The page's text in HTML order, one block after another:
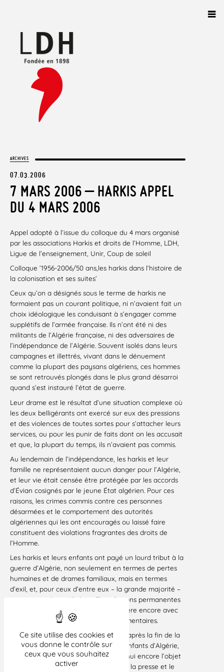
Ce site utilise des cookies et
vous donne le contrôle sur
ceux que vous souhaitez
activer
ARCHIVES
07.03.2006
7 MARS 2006 – HARKIS APPEL
DU 4 MARS 2006
Appel adopté à l’issue du colloque du 4 mars organisé
par les associations Harkis et droits de l’Homme, LDH,
Ligue de l’enseignement, Unir, Coup de soleil
Colloque ’1956-2006/50 ans,les harkis dans l’histoire de
la colonisation et ses suites’
Ceux qu’on a désignés sous le terme de harkis ne
formaient pas un courant politique, ni n’avaient fait un
choix idéologique les conduisant à s’engager comme
supplétifs de l’armée française. Ils n’ont été ni des
militants de l’Algérie française, ni des adversaires de
l’indépendance de l’Algérie. Souvent isolés dans leurs
campagnes et illettrés, vivant dans le dénuement
comme la plupart des paysans algériens, ces hommes
se sont retrouvés plongés dans le plus grand désarroi
quand s’est instauré l’état de guerre.
Leur drame est le résultat d’une situation complexe où
les deux belligérants ont exercé sur eux des pressions
et des violences de toutes sortes pour s’attacher leurs
services, ou pour les punir de faits dont on les accusait
et que, la plupart du temps, ils n’avaient pas commis.
Au lendemain de l’indépendance, les harkis et leur
famille ne représentaient aucun danger pour l’Algérie,
et leur vie était censée être protégée par les accords
d’Évian cosignés par le jeune État algérien. Pour ces
raisons, les crimes commis contre ces personnes
désarmées et le comportement des autorités
algériennes qui les ont encouragés ou laissé faire
constituent des violations fragrantes des droits de
l’Homme.
Les harkis et leurs enfants ont payé un lourd tribut à la
guerre d’Algérie, non seulement en termes de pertes
humaines et de drames familiaux, mais en termes
d’exil, et, pour ceux d’entre eux – la grande majorité –
qui sont restés en Algérie, d’humiliations permanentes
par le pouvoir politique qui les considère encore avec
mépris et les prive de leurs droits élémentaires.
La persistance, plus de quarante ans après la fin de la
guerre, de ce rejet d’une partie des enfants d’Algérie,
les tracasseries dont ils sont aujourd’hui encore l’objet
et leur diabolisation quotidienne dans la presse et le